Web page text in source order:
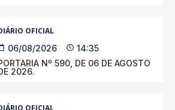
OFICIAL
06/08/2026
14:35
Nº 590, DE 06 DE AGOSTO
2026.
OFICIAL